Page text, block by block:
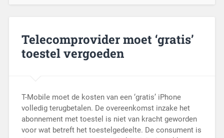
Telecomprovider moet ‘gratis’
toestel vergoeden
T-Mobile moet de kosten van een ‘gratis’ iPhone
volledig terugbetalen. De overeenkomst inzake het
abonnement met toestel is niet van kracht geworden
voor wat betreft het toestelgedeelte. De consument is